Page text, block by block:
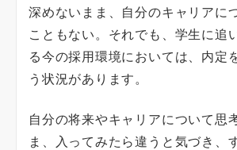
深めないまま、自分のキャリアに
こともない。それでも、学生に追
る今の採用環境においては、内定
う状況があります。
自分の将来やキャリアについて思
ま、入ってみたら違うと気づき、